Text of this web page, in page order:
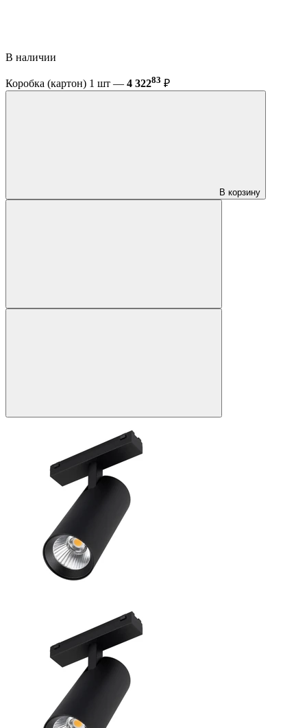
В наличии
Коробка (картон) 1 шт — 4 32283 ₽
В корзину